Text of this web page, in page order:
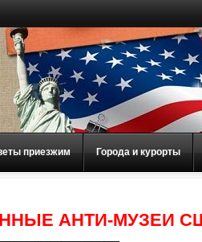
приезжим Города и курорты
АНТИ-МУЗЕИ